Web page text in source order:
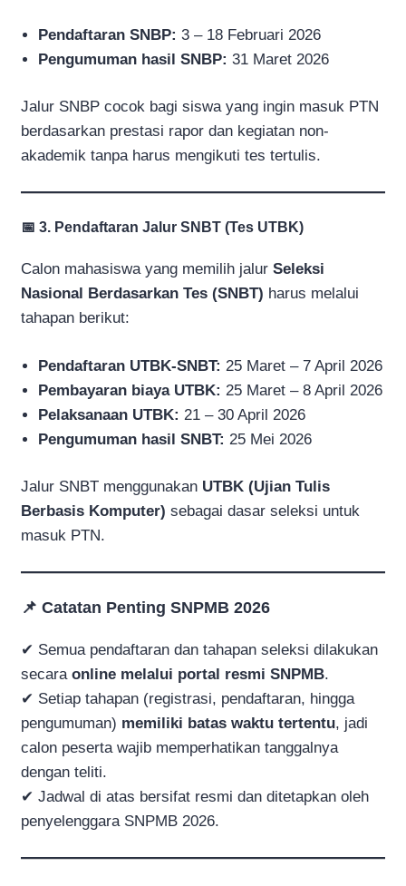
Pendaftaran SNBP: 3 – 18 Februari 2026
Pengumuman hasil SNBP: 31 Maret 2026
Jalur SNBP cocok bagi siswa yang ingin masuk PTN
berdasarkan prestasi rapor dan kegiatan non-
akademik tanpa harus mengikuti tes tertulis.
📅 3. Pendaftaran Jalur SNBT (Tes UTBK)
Calon mahasiswa yang memilih jalur Seleksi
Nasional Berdasarkan Tes (SNBT) harus melalui
tahapan berikut:
Pendaftaran UTBK-SNBT: 25 Maret – 7 April 2026
Pembayaran biaya UTBK: 25 Maret – 8 April 2026
Pelaksanaan UTBK: 21 – 30 April 2026
Pengumuman hasil SNBT: 25 Mei 2026
Jalur SNBT menggunakan UTBK (Ujian Tulis
Berbasis Komputer) sebagai dasar seleksi untuk
masuk PTN.
📌 Catatan Penting SNPMB 2026
✔ Semua pendaftaran dan tahapan seleksi dilakukan
secara online melalui portal resmi SNPMB.
✔ Setiap tahapan (registrasi, pendaftaran, hingga
pengumuman) memiliki batas waktu tertentu, jadi
calon peserta wajib memperhatikan tanggalnya
dengan teliti.
✔ Jadwal di atas bersifat resmi dan ditetapkan oleh
penyelenggara SNPMB 2026.